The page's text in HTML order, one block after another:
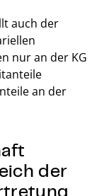
auch der
nur an der KG
an der
der